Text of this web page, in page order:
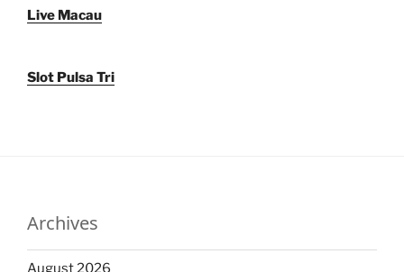
Live Macau
Slot Pulsa Tri
Archives
August 2026